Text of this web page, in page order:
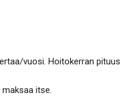
vuosi. Hoitokerran pituus
itse.